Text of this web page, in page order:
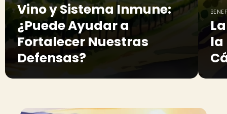
Vino y Sistema Inmune:
¿Puede Ayudar a
Fortalecer Nuestras
Defensas?
la